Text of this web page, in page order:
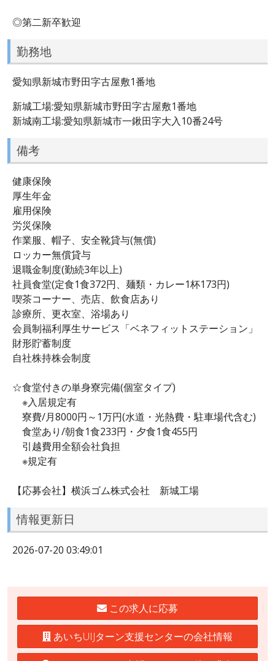
◎第二新卒歓迎
勤務地
愛知県新城市野田字古屋敷1番地
新城工場:愛知県新城市野田字古屋敷1番地
新城南工場:愛知県新城市一鍬田字大入10番24号
備考
健康保険
厚生年金
雇用保険
労災保険
作業服、帽子、安全靴貸与(無償)
ロッカー無償貸与
退職金制度(勤続3年以上)
社員食堂(定食1食372円、麺類・カレー1杯173円)
喫茶コーナー、売店、飲食店あり
診療所、更衣室、浴場あり
会員制福利厚生サービス「ベネフィットステーション」
財形貯蓄制度
自社株持株会制度
☆食堂付きの単身寮完備(個室タイプ)
※入居規定有
寮費/月8000円～1万円(水道・光熱費・駐車場代含む)
食堂あり/朝食1食233円・夕食1食455円
引越費用全額会社負担
※規定有
【応募会社】横浜ゴム株式会社 新城工場
情報更新日
2026-07-20 03:49:01
この求人に応募
あいちUIJターン支援センターの会社情報